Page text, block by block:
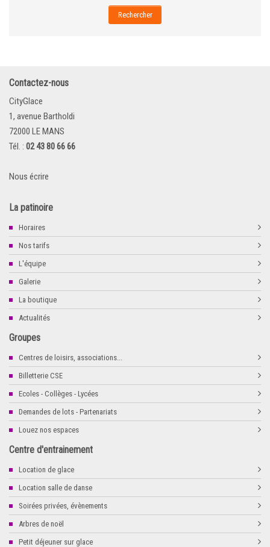
Rechercher
Contactez-nous
CityGlace
1, avenue Bartholdi
72000 LE MANS
Tél. : 02 43 80 66 66
Nous écrire
La patinoire
Horaires
Nos tarifs
L'équipe
Galerie
La boutique
Actualités
Groupes
Centres de loisirs, associations...
Billetterie CSE
Ecoles - Collèges - Lycées
Demandes de lots - Partenariats
Louez nos espaces
Centre d'entrainement
Location de glace
Location salle de danse
Soirées privées, évènements
Arbres de noël
Petit déjeuner sur glace